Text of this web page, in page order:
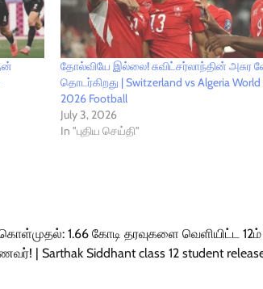
தோல்வியே இல்லை! சுவிட்சர்லாந்தின் அசுர
தொடர்கிறது | Switzerland vs Algeria World
2026 Football
July 3, 2026
In "புதிய செய்தி"
1.66 கோடி தரவுகளை வெளியிட்ட 12ம்
| Sarthak Siddhant class 12 student